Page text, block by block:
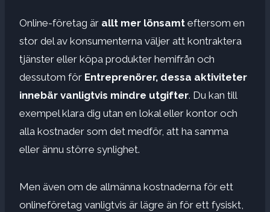
Online-företag är allt mer lönsamt eftersom en
stor del av konsumenterna väljer att kontraktera
tjänster eller köpa produkter hemifrån och
dessutom för Entreprenörer, dessa aktiviteter
innebär vanligtvis mindre utgifter. Du kan till
exempel klara dig utan en lokal eller kontor och
alla kostnader som det medför, att ha samma
eller ännu större synlighet.
Men även om de allmänna kostnaderna för ett
onlineföretag vanligtvis är lägre än för ett fysiskt,